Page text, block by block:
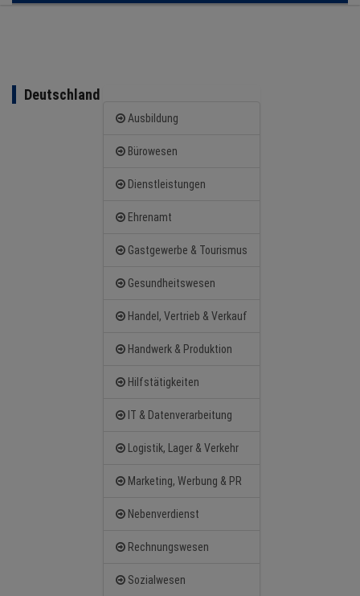
Deutschland
Ausbildung
Bürowesen
Dienstleistungen
Ehrenamt
Gastgewerbe & Tourismus
Gesundheitswesen
Handel, Vertrieb & Verkauf
Handwerk & Produktion
Hilfstätigkeiten
IT & Datenverarbeitung
Logistik, Lager & Verkehr
Marketing, Werbung & PR
Nebenverdienst
Rechnungswesen
Sozialwesen